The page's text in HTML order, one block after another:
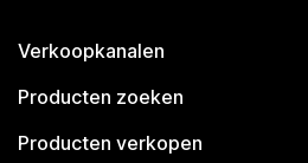
Verkoopkanalen
Producten zoeken
Producten verkopen